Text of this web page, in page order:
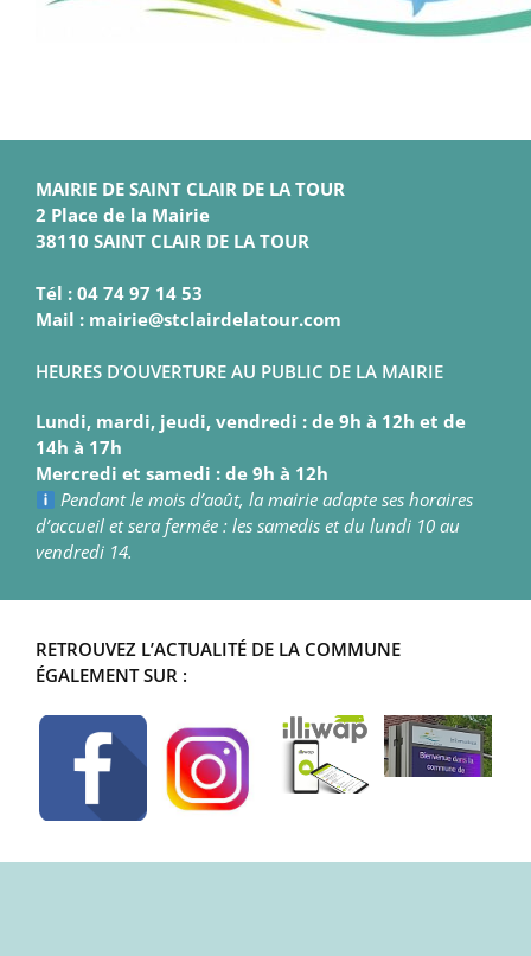
MAIRIE DE SAINT CLAIR DE LA TOUR
2 Place de la Mairie
38110 SAINT CLAIR DE LA TOUR
Tél : 04 74 97 14 53
Mail : mairie@stclairdelatour.com
HEURES D’OUVERTURE AU PUBLIC DE LA MAIRIE
Lundi, mardi, jeudi, vendredi : de 9h à 12h et de
14h à 17h
Mercredi et samedi : de 9h à 12h
Pendant le mois d’août, la mairie adapte ses horaires
d’accueil et sera fermée : les samedis et du lundi 10 au
vendredi 14.
RETROUVEZ L’ACTUALITÉ DE LA COMMUNE
ÉGALEMENT SUR :